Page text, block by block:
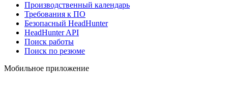
Производственный календарь
Требования к ПО
Безопасный HeadHunter
HeadHunter API
Поиск работы
Поиск по резюме
Мобильное приложение